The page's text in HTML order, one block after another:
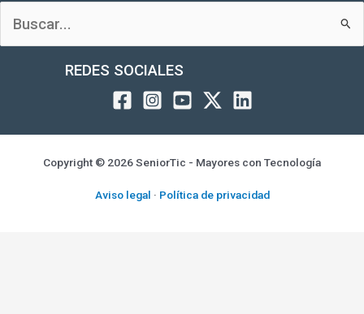
REDES SOCIALES
Copyright © 2026 SeniorTic - Mayores con Tecnología
Aviso legal · Política de privacidad